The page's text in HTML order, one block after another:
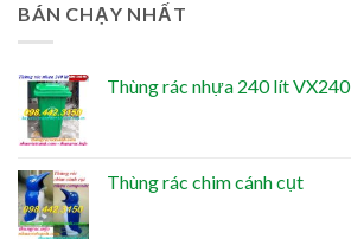
BÁN CHẠY NHẤT
Thùng rác nhựa 240 lít VX240
Thùng rác chim cánh cụt